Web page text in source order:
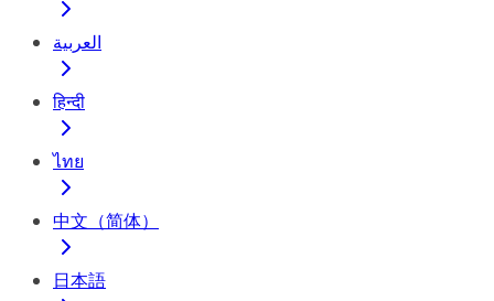
العربية
हिन्दी
ไทย
中文（简体）
日本語